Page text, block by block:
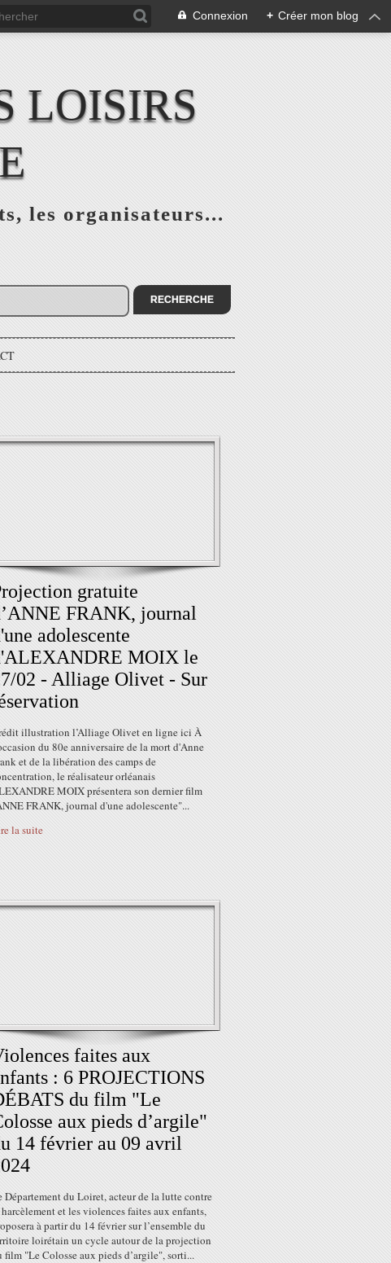
Connexion + Créer mon blog
LOISIRS
les organisateurs...
gratuite
FRANK, journal
adolescente
MOIX le
02 - Alliage Olivet - Sur
illustration l’Alliage Olivet en ligne ici À
du 80e anniversaire de la mort d'Anne
et de la libération des camps de
le réalisateur orléanais
MOIX présentera son dernier film
FRANK, journal d'une adolescente"...
la suite
faites aux
: 6 PROJECTIONS
du film "Le
aux pieds d’argile"
14 février au 09 avril
Département du Loiret, acteur de la lutte contre
et les violences faites aux enfants,
à partir du 14 février sur l’ensemble du
loirétain un cycle autour de la projection
film "Le Colosse aux pieds d’argile", sorti...